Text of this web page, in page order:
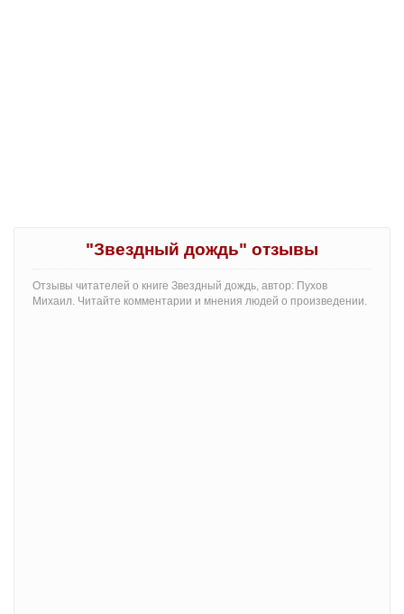
"Звездный дождь" отзывы
Отзывы читателей о книге Звездный дождь, автор: Пухов
Михаил. Читайте комментарии и мнения людей о произведении.